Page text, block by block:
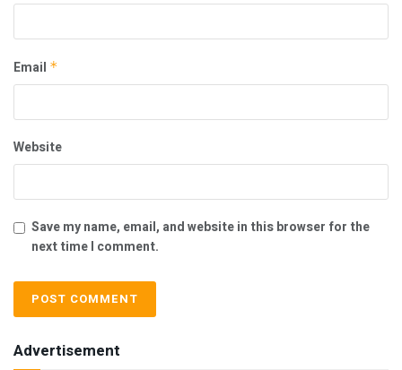
Email *
Website
Save my name, email, and website in this browser for the
next time I comment.
Advertisement